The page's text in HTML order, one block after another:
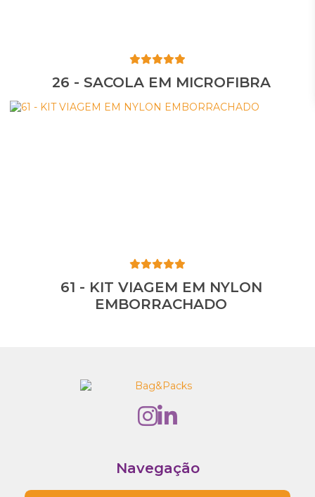
26 - SACOLA EM MICROFIBRA
61 - KIT VIAGEM EM NYLON
EMBORRACHADO
Navegação